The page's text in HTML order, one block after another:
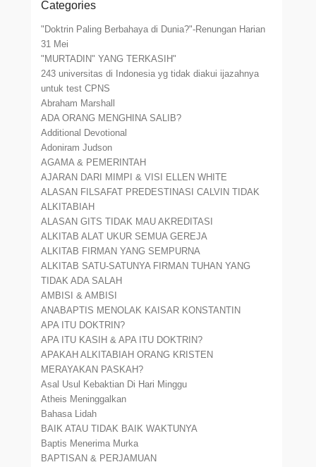
Categories
"Doktrin Paling Berbahaya di Dunia?"-Renungan Harian
31 Mei
"MURTADIN" YANG TERKASIH"
243 universitas di Indonesia yg tidak diakui ijazahnya
untuk test CPNS
Abraham Marshall
ADA ORANG MENGHINA SALIB?
Additional Devotional
Adoniram Judson
AGAMA & PEMERINTAH
AJARAN DARI MIMPI & VISI ELLEN WHITE
ALASAN FILSAFAT PREDESTINASI CALVIN TIDAK
ALKITABIAH
ALASAN GITS TIDAK MAU AKREDITASI
ALKITAB ALAT UKUR SEMUA GEREJA
ALKITAB FIRMAN YANG SEMPURNA
ALKITAB SATU-SATUNYA FIRMAN TUHAN YANG
TIDAK ADA SALAH
AMBISI & AMBISI
ANABAPTIS MENOLAK KAISAR KONSTANTIN
APA ITU DOKTRIN?
APA ITU KASIH & APA ITU DOKTRIN?
APAKAH ALKITABIAH ORANG KRISTEN
MERAYAKAN PASKAH?
Asal Usul Kebaktian Di Hari Minggu
Atheis Meninggalkan
Bahasa Lidah
BAIK ATAU TIDAK BAIK WAKTUNYA
Baptis Menerima Murka
BAPTISAN & PERJAMUAN